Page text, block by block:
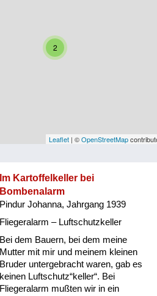
2
Leaflet | ©OpenStreetMap
Im Kartoffelkeller bei
Bombenalarm
Pindur Johanna, Jahrgang 1939
Fliegeralarm – Luftschutzkeller
Bei dem Bauern, bei dem meine
Mutter mit mir und meinem kleinen
Bruder untergebracht waren, gab es
keinen Luftschutz“keller“. Bei
Fliegeralarm mußten wir in ein